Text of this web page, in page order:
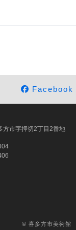
Facebook
方市字押切2丁目2番地
© 喜多方市美術館